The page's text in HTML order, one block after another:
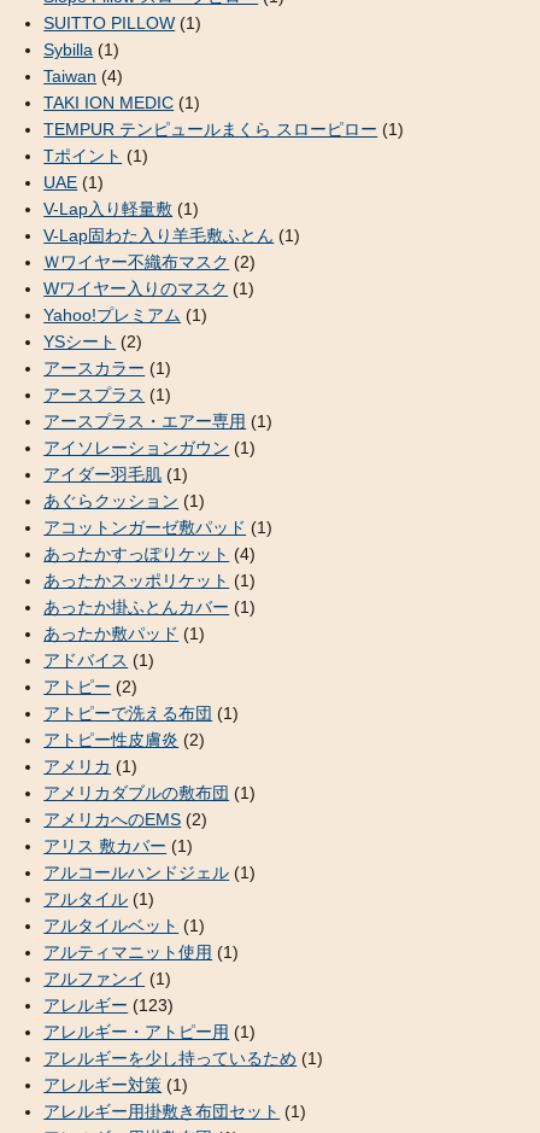
SUITTO PILLOW (1)
Sybilla (1)
Taiwan (4)
TAKI ION MEDIC (1)
TEMPUR テンピュールまくら スローピロー (1)
Tポイント (1)
UAE (1)
V-Lap入り軽量敷 (1)
V-Lap固わた入り羊毛敷ふとん (1)
Ｗワイヤー不織布マスク (2)
Wワイヤー入りのマスク (1)
Yahoo!プレミアム (1)
YSシート (2)
アースカラー (1)
アースプラス (1)
アースプラス・エアー専用 (1)
アイソレーションガウン (1)
アイダー羽毛肌 (1)
あぐらクッション (1)
アコットンガーゼ敷パッド (1)
あったかすっぽりケット (4)
あったかスッポリケット (1)
あったか掛ふとんカバー (1)
あったか敷パッド (1)
アドバイス (1)
アトピー (2)
アトピーで洗える布団 (1)
アトピー性皮膚炎 (2)
アメリカ (1)
アメリカダブルの敷布団 (1)
アメリカへのEMS (2)
アリス 敷カバー (1)
アルコールハンドジェル (1)
アルタイル (1)
アルタイルベット (1)
アルティマニット使用 (1)
アルファンイ (1)
アレルギー (123)
アレルギー・アトピー用 (1)
アレルギーを少し持っているため (1)
アレルギー対策 (1)
アレルギー用掛敷き布団セット (1)